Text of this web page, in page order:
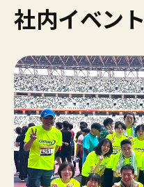
社内イベント